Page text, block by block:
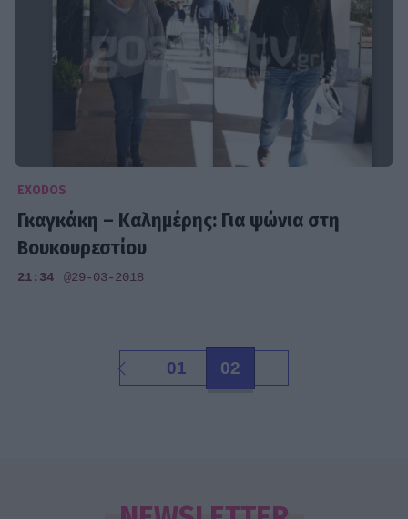
EXODOS
Γκαγκάκη – Καλημέρης: Για ψώνια στη
Βουκουρεστίου
21:34 @29-03-2018
01 02